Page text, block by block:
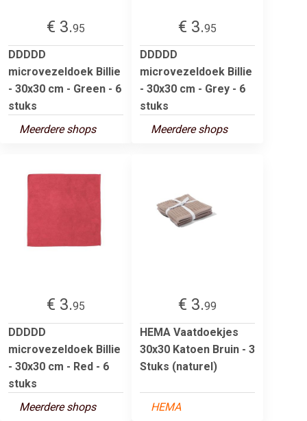
€ 3.95
DDDDD
microvezeldoek Billie
- 30x30 cm - Green - 6
stuks
Meerdere shops
€ 3.95
DDDDD
microvezeldoek Billie
- 30x30 cm - Grey - 6
stuks
Meerdere shops
€ 3.95
DDDDD
microvezeldoek Billie
- 30x30 cm - Red - 6
stuks
Meerdere shops
€ 3.99
HEMA Vaatdoekjes
30x30 Katoen Bruin - 3
Stuks (naturel)
HEMA